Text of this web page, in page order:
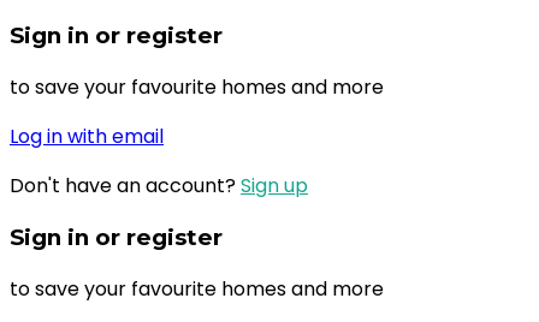
Sign in or register
to save your favourite homes and more
Log in with email
Don't have an account?Sign up
Sign in or register
to save your favourite homes and more